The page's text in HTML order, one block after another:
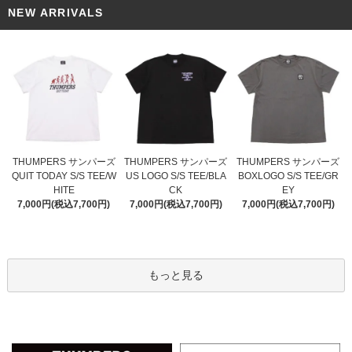
NEW ARRIVALS
THUMPERS サンパーズ
QUIT TODAY S/S TEE/W
HITE
7,000円(税込7,700円)
THUMPERS サンパーズ
US LOGO S/S TEE/BLA
CK
7,000円(税込7,700円)
THUMPERS サンパーズ
BOXLOGO S/S TEE/GR
EY
7,000円(税込7,700円)
もっと見る